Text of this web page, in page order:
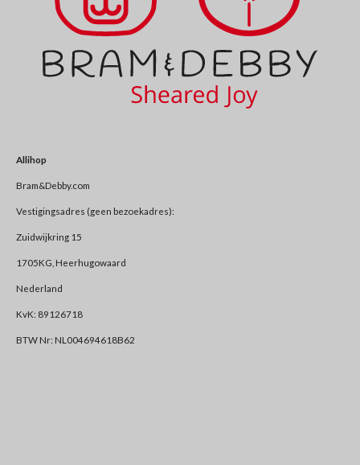
Allihop
Bram&Debby.com
Vestigingsadres (geen bezoekadres):
Zuidwijkring 15
1705KG, Heerhugowaard
Nederland
KvK: 89126718
BTW Nr: NL004694618B62